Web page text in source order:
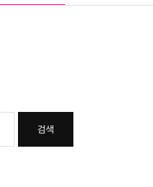
검색